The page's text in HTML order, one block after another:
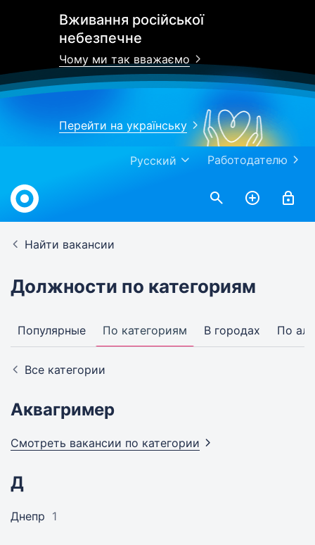
Вживання російської
небезпечне
Чому ми так вважаємо
Перейти на українську
Работодателю
Русский
Найти вакансии
Должности по категориям
Популярные По категориям В городах По
Все категории
Аквагример
Смотреть вакансии по категории
Д
Днепр 1